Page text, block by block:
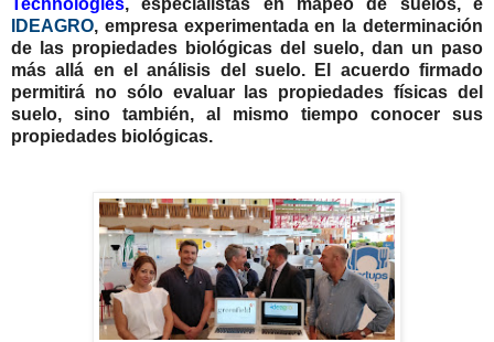
Technologies, especialistas en mapeo de suelos, e
IDEAGRO, empresa experimentada en la determinación
de las propiedades biológicas del suelo, dan un paso
más allá en el análisis del suelo. El acuerdo firmado
permitirá no sólo evaluar las propiedades físicas del
suelo, sino también, al mismo tiempo conocer sus
propiedades biológicas.